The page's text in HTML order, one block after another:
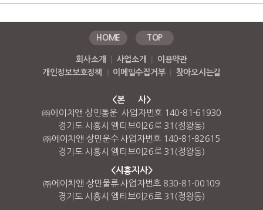
HOME TOP
회사소개 사업소개
이용약관
개인정보보호정책
이메일수집거부 찾아오시는길
<본 사>
㈜에이치앤 상민통운 사업자번호 140-81-61930
경기도 시흥시 엠티브이26로 31(정왕동)
㈜에이치앤 상민운수 사업자번호 140-81-82615
경기도 시흥시 엠티브이26로 31(정왕동)
<시흥지사>
㈜에이치앤 상민물류 사업자번호 830-81-00109
경기도 시흥시 엠티브이26로 31(정왕동)